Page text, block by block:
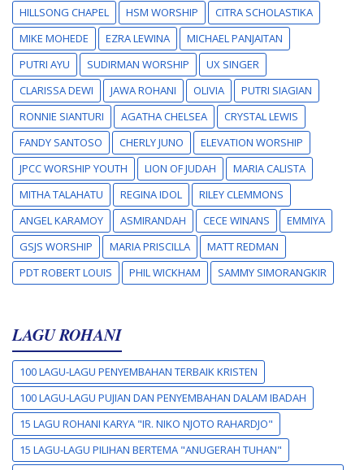
HILLSONG CHAPEL
HSM WORSHIP
CITRA SCHOLASTIKA
MIKE MOHEDE
EZRA LEWINA
MICHAEL PANJAITAN
PUTRI AYU
SUDIRMAN WORSHIP
UX SINGER
CLARISSA DEWI
JAWA ROHANI OLIVIA
PUTRI SIAGIAN
RONNIE SIANTURI
AGATHA CHELSEA
CRYSTAL LEWIS
FANDY SANTOSO
CHERLY JUNO
ELEVATION WORSHIP
JPCC WORSHIP YOUTH
LION OF JUDAH
MARIA CALISTA
MITHA TALAHATU
REGINA IDOL
RILEY CLEMMONS
ANGEL KARAMOY
ASMIRANDAH CECE WINANS
EMMIYA
GSJS WORSHIP
MARIA PRISCILLA
MATT REDMAN
PDT ROBERT LOUIS
PHIL WICKHAM SAMMY SIMORANGKIR
LAGU ROHANI
100 LAGU-LAGU PENYEMBAHAN TERBAIK KRISTEN
100 LAGU-LAGU PUJIAN DAN PENYEMBAHAN DALAM IBADAH
15 LAGU ROHANI KARYA "IR. NIKO NJOTO RAHARDJO"
15 LAGU-LAGU PILIHAN BERTEMA "ANUGERAH TUHAN"